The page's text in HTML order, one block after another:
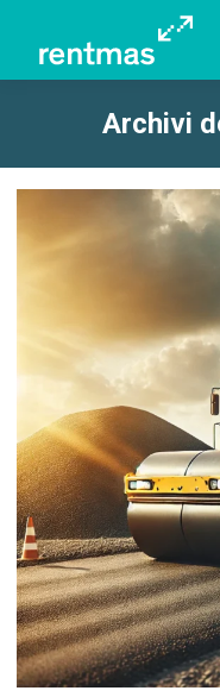
Archivi